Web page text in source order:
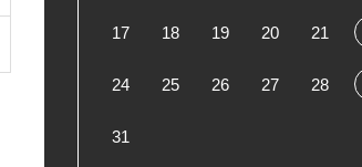
17 18 19 20 21
24 25 26 27 28
31